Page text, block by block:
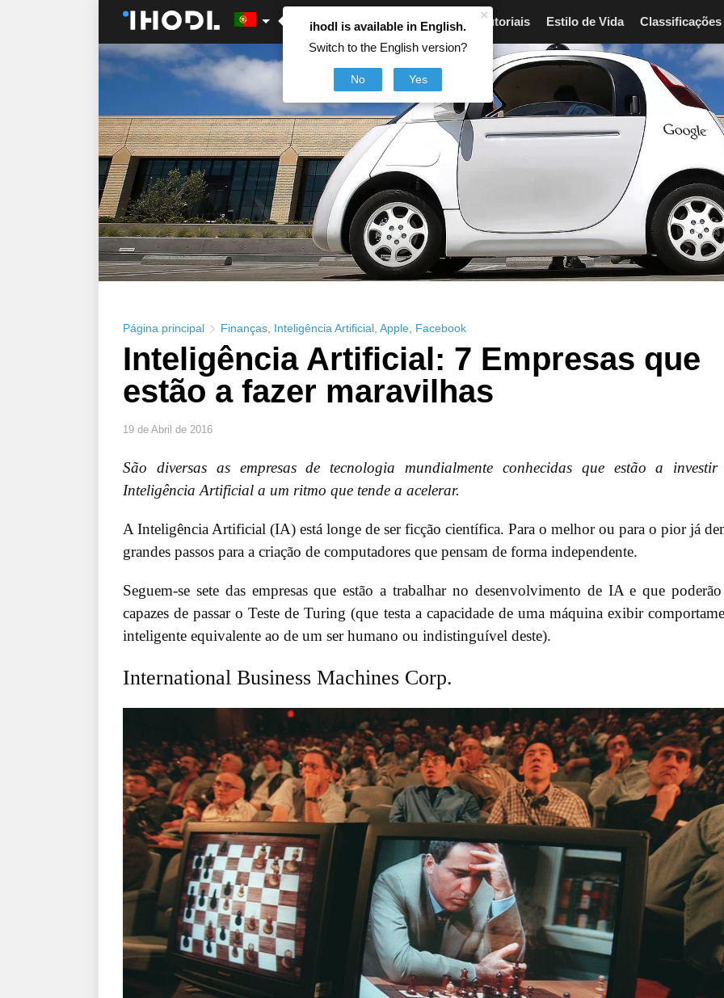
×
ihodl is available in English.
Switch to the English version?
No Yes
Artigos Breves Tutoriais Estilo de Vida Classificações
Página principal Finanças Inteligência Artificial Apple Facebook
Inteligência Artificial: 7 Empresas que
estão a fazer maravilhas
19 de Abril de 2016
São diversas as empresas de tecnologia mundialmente conhecidas que estão a investir
Inteligência Artificial a um ritmo que tende a acelerar.
A Inteligência Artificial (IA) está longe de ser ficção científica. Para o melhor ou para o pior já
grandes passos para a criação de computadores que pensam de forma independente.
Seguem-se sete das empresas que estão a trabalhar no desenvolvimento de IA e que
capazes de passar o Teste de Turing (que testa a capacidade de uma máquina exibir
inteligente equivalente ao de um ser humano ou indistinguível deste).
International Business Machines Corp.